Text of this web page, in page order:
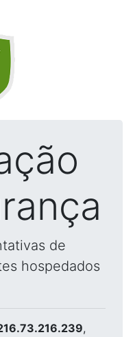
de
hospedados
,